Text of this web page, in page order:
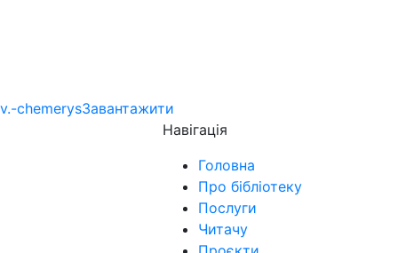
v.-chemerysЗавантажити
Навігація
Головна
Про бібліотеку
Послуги
Читачу